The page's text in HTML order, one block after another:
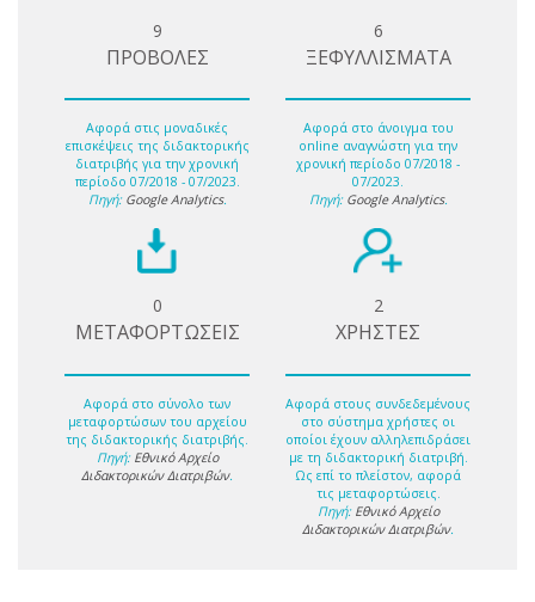
9
ΠΡΟΒΟΛΕΣ
Αφορά στις μοναδικές
επισκέψεις της διδακτορικής
διατριβής για την χρονική
περίοδο 07/2018 - 07/2023.
Πηγή: Google Analytics.
6
ΞΕΦΥΛΛΙΣΜΑΤΑ
Αφορά στο άνοιγμα του
online αναγνώστη για την
χρονική περίοδο 07/2018 -
07/2023.
Πηγή: Google Analytics.
0
ΜΕΤΑΦΟΡΤΩΣΕΙΣ
Αφορά στο σύνολο των
μεταφορτώσων του αρχείου
της διδακτορικής διατριβής.
Πηγή: Εθνικό Αρχείο
Διδακτορικών Διατριβών.
2
ΧΡΗΣΤΕΣ
Αφορά στους συνδεδεμένους
στο σύστημα χρήστες οι
οποίοι έχουν αλληλεπιδράσει
με τη διδακτορική διατριβή.
Ως επί το πλείστον, αφορά
τις μεταφορτώσεις.
Πηγή: Εθνικό Αρχείο
Διδακτορικών Διατριβών.